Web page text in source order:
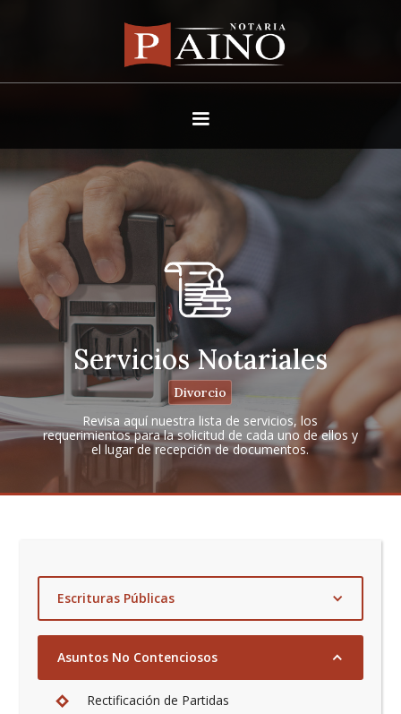
Servicios Notariales
Divorcio
Revisa aquí nuestra lista de servicios, los
requerimientos para la solicitud de cada uno de ellos y
el lugar de recepción de documentos.
Escrituras Públicas
Compra Venta, Donación, Transferencia,
Cesión, Adjudicación de Bienes Inmuebles
Poderes
Asuntos No Contenciosos
Rectificación de Partidas